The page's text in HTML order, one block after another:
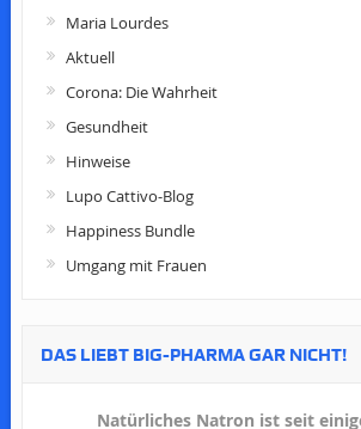
Maria Lourdes
Aktuell
Corona: Die Wahrheit
Gesundheit
Hinweise
Lupo Cattivo-Blog
Happiness Bundle
Umgang mit Frauen
DAS LIEBT BIG-PHARMA GAR NICHT!
Natürliches Natron ist seit